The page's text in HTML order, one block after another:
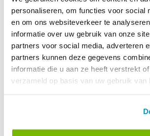
personaliseren, om functies voor social
en om ons websiteverkeer te
informatie over uw gebruik van onze
partners voor social media, adverteren
partners kunnen deze gegevens
informatie die u aan ze heeft verstrekt
verzameld op basis van uw gebruik van